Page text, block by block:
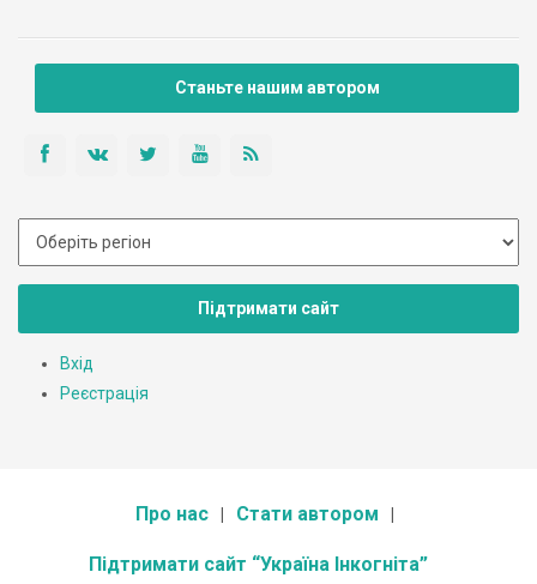
Станьте нашим автором
Підтримати сайт
Вхід
Реєстрація
Про нас Стати автором
Підтримати сайт “Україна Інкогніта”